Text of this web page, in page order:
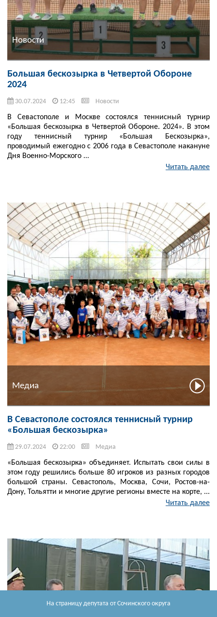
На страницу депутата от Сочинского округа
Новости
Большая бескозырка в Четвертой Обороне
2024
30.07.2024 12:45 Новости
В Севастополе и Москве состоялся теннисный турнир
«Большая бескозырка в Четвертой Обороне. 2024». В этом
году теннисный турнир «Большая Бескозырка»,
проводимый ежегодно с 2006 года в Севастополе накануне
Дня Военно-Морского ...
Читать далее
Медиа
В Севастополе состоялся теннисный турнир
«Большая бескозырка»
29.07.2024 22:00 Медиа
«Большая бескозырка» объединяет. Испытать свои силы в
этом году решились больше 80 игроков из разных городов
большой страны. Севастополь, Москва, Сочи, Ростов-на-
Дону, Тольятти и многие другие регионы вместе на корте, ...
Читать далее